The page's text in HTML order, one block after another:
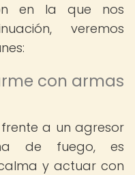
en la que nos
veremos
con armas
a un agresor
de fuego, es
y actuar con